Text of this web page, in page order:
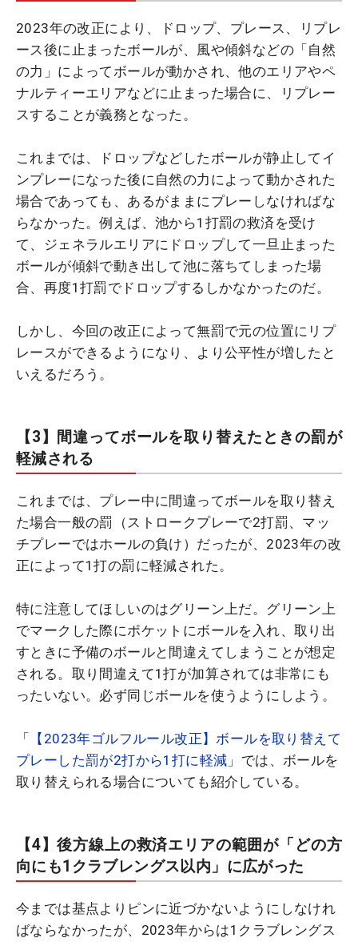
2023年の改正により、ドロップ、プレース、リプレ
ース後に止まったボールが、風や傾斜などの「自然
の力」によってボールが動かされ、他のエリアやペ
ナルティーエリアなどに止まった場合に、リプレー
スすることが義務となった。
これまでは、ドロップなどしたボールが静止してイ
ンプレーになった後に自然の力によって動かされた
場合であっても、あるがままにプレーしなければな
らなかった。例えば、池から1打罰の救済を受け
て、ジェネラルエリアにドロップして一旦止まった
ボールが傾斜で動き出して池に落ちてしまった場
合、再度1打罰でドロップするしかなかったのだ。
しかし、今回の改正によって無罰で元の位置にリプ
レースができるようになり、より公平性が増したと
いえるだろう。
【3】間違ってボールを取り替えたときの罰が
軽減される
これまでは、プレー中に間違ってボールを取り替え
た場合一般の罰（ストロークプレーで2打罰、マッ
チプレーではホールの負け）だったが、2023年の改
正によって1打の罰に軽減された。
特に注意してほしいのはグリーン上だ。グリーン上
でマークした際にポケットにボールを入れ、取り出
すときに予備のボールと間違えてしまうことが想定
される。取り間違えて1打が加算されては非常にも
ったいない。必ず同じボールを使うようにしよう。
「 【2023年ゴルフルール改正】ボールを取り替えて
プレーした罰が2打から1打に軽減 」では、ボールを
取り替えられる場合についても紹介している。
【4】後方線上の救済エリアの範囲が「どの方
向にも1クラブレングス以内」に広がった
今までは基点よりピンに近づかないようにしなけれ
ばならなかったが、2023年からは1クラブレングス